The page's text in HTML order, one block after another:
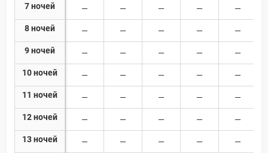
7 ночей
8 ночей
9 ночей
10 ночей
11 ночей
12 ночей
13 ночей